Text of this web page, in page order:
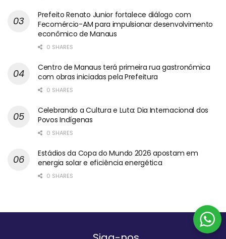
Prefeito Renato Junior fortalece diálogo com
Fecomércio-AM para impulsionar desenvolvimento
econômico de Manaus
0 SHARES
Centro de Manaus terá primeira rua gastronômica
com obras iniciadas pela Prefeitura
0 SHARES
Celebrando a Cultura e Luta: Dia Internacional dos
Povos Indígenas
0 SHARES
Estádios da Copa do Mundo 2026 apostam em
energia solar e eficiência energética
0 SHARES